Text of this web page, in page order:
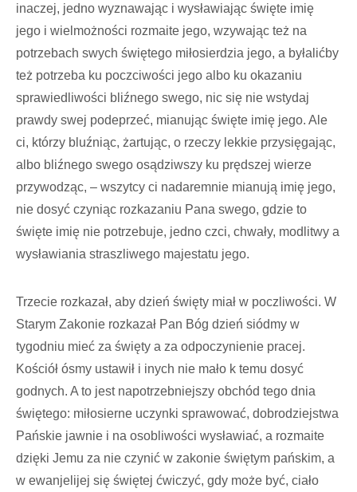
inaczej, jedno wyznawając i wysławiając święte imię
jego i wielmożności rozmaite jego, wzywając też na
potrzebach swych świętego miłosierdzia jego, a byłalićby
też potrzeba ku poczciwości jego albo ku okazaniu
sprawiedliwości bliźnego swego, nic się nie wstydaj
prawdy swej podeprzeć, mianując święte imię jego. Ale
ci, którzy bluźniąc, żartując, o rzeczy lekkie przysięgając,
albo bliźnego swego osądziwszy ku prędszej wierze
przywodząc, – wszytcy ci nadaremnie mianują imię jego,
nie dosyć czyniąc rozkazaniu Pana swego, gdzie to
święte imię nie potrzebuje, jedno czci, chwały, modlitwy a
wysławiania straszliwego majestatu jego.
Trzecie rozkazał, aby dzień święty miał w poczliwości. W
Starym Zakonie rozkazał Pan Bóg dzień siódmy w
tygodniu mieć za święty a za odpoczynienie pracej.
Kościół ósmy ustawił i inych nie mało k temu dosyć
godnych. A to jest napotrzebniejszy obchód tego dnia
świętego: miłosierne uczynki sprawować, dobrodziejstwa
Pańskie jawnie i na osobliwości wysławiać, a rozmaite
dzięki Jemu za nie czynić w zakonie świętym pańskim, a
w ewanjelijej się świętej ćwiczyć, gdy może być, ciało